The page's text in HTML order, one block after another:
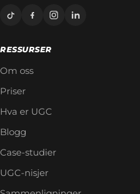
RESSURSER
Om oss
Priser
Hva er UGC
Blogg
Case-studier
UGC-nisjer